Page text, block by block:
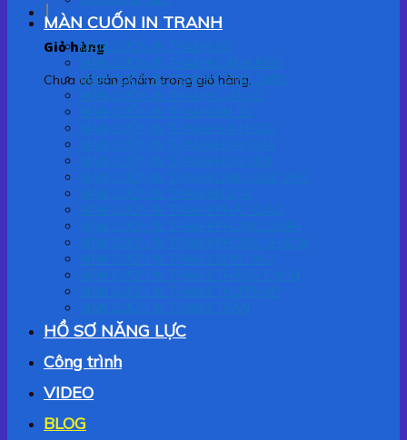
Giỏ hàng
Chưa có sản phẩm trong giỏ hàng.
MÀN CUỐN IN TRANH
MÀN CUỐN IN TRANH 3D
MÀN CUỐN IN TRANH CÔNG GIÁO
HỒ SƠ NĂNG LỰC
Công trình
VIDEO
BLOG